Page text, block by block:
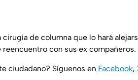
de columna que lo hará
con sus ex compañeros.
ciudadano? Síguenos en Facebook,